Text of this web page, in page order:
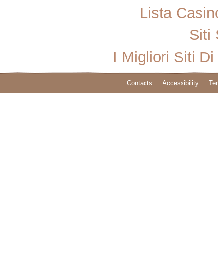
Lista
Siti
I Migliori Siti
Contacts Accessibility